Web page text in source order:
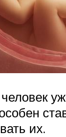
их.